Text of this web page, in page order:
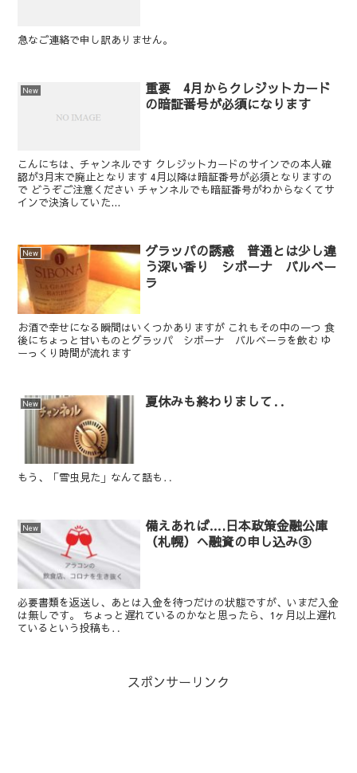
急なご連絡で申し訳ありません。
New
重要 4月からクレジットカード
の暗証番号が必須になります
こんにちは、チャンネルです クレジットカードのサインでの本人確
認が3月末で廃止となります 4月以降は暗証番号が必須となりますの
で どうぞご注意ください チャンネルでも暗証番号がわからなくてサ
インで決済していた...
New
グラッパの誘惑 普通とは少し違
う深い香り シボーナ バルベー
ラ
お酒で幸せになる瞬間はいくつかありますが これもその中の一つ 食
後にちょっと甘いものとグラッパ シボーナ バルベーラを飲む ゆ
ーっくり時間が流れます
New 夏休みも終わりまして‥
もう、「雪虫見た」なんて話も‥
New
備えあれば….日本政策金融公庫
（札幌）へ融資の申し込み③
必要書類を返送し、あとは入金を待つだけの状態ですが、いまだ入金
は無しです。 ちょっと遅れているのかなと思ったら、1ヶ月以上遅れ
ているという投稿も‥
スポンサーリンク